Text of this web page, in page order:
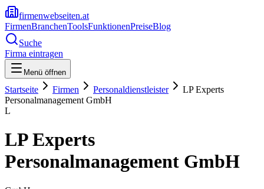
firmenwebseiten.at
FirmenBranchenToolsFunktionenPreiseBlog
Suche
Firma eintragen
Menü öffnen
Startseite Firmen Personaldienstleister
LP Experts
Personalmanagement GmbH
L
LP Experts
Personalmanagement GmbH